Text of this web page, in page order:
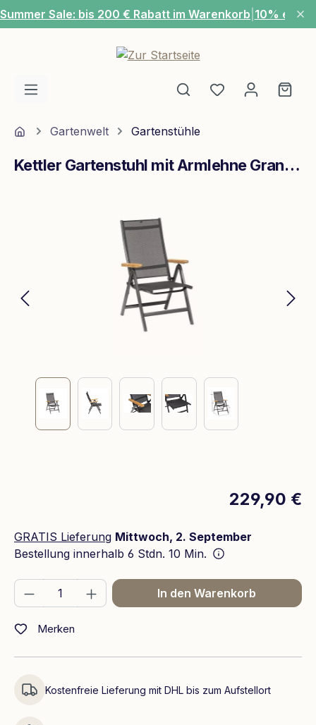
Zum Hauptinhalt springen
Summer Sale: bis 200 € Rabatt im Warenkorb 10% extra
Du hast 0
HomeGartenwelt Gartenstühle
Kettler Gartenstuhl mit Armlehne Granada Anthrazit
229,90 €
GRATIS Lieferung Mittwoch, 2. September
Bestellung innerhalb 6 Stdn. 10 Min.
Produkt Anzahl: Gib den gewünschten
In den Warenkorb
Merken
Kostenfreie Lieferung mit DHL bis zum Aufstellort